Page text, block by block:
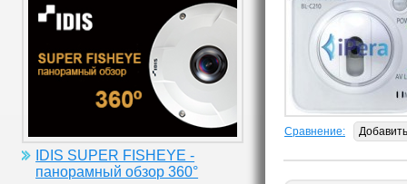
IDIS SUPER FISHEYE -
панорамный обзор 360°
Сравнение: Добавить